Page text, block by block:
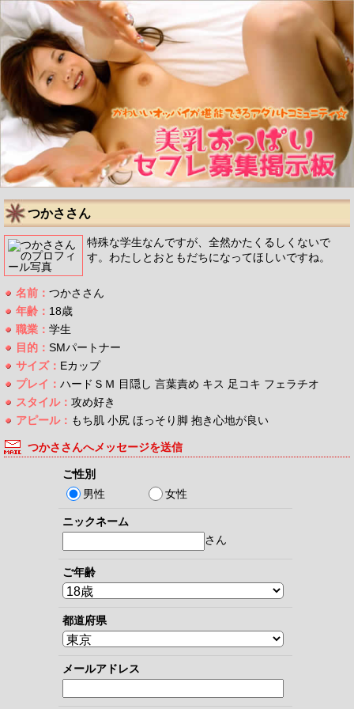
つかささん
特殊な学生なんですが、全然かたくるしくないで
す。わたしとおともだちになってほしいですね。
名前： つかささん
年齢： 18歳
職業： 学生
目的： SMパートナー
サイズ： Eカップ
プレイ： ハードＳＭ 目隠し 言葉責め キス 足コキ フェラチオ
スタイル： 攻め好き
アピール： もち肌 小尻 ほっそり脚 抱き心地が良い
つかささんへメッセージを送信